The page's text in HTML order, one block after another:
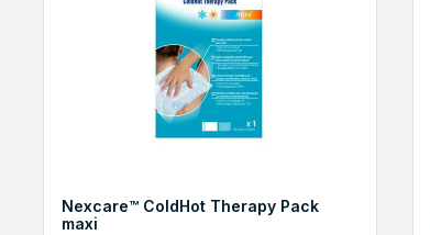
Nexcare™ ColdHot Therapy Pack
maxi